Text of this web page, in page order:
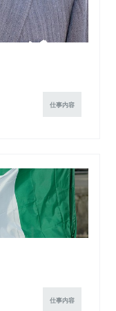
仕事内容
仕事内容